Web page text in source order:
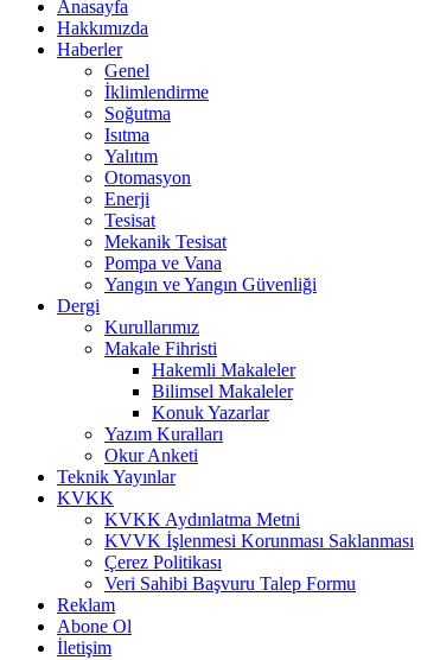
Anasayfa
Hakkımızda
Haberler
Genel
İklimlendirme
Soğutma
Isıtma
Yalıtım
Otomasyon
Enerji
Tesisat
Mekanik Tesisat
Pompa ve Vana
Yangın ve Yangın Güvenliği
Dergi
Kurullarımız
Makale Fihristi
Hakemli Makaleler
Bilimsel Makaleler
Konuk Yazarlar
Yazım Kuralları
Okur Anketi
Teknik Yayınlar
KVKK
KVKK Aydınlatma Metni
KVVK İşlenmesi Korunması Saklanması
Çerez Politikası
Veri Sahibi Başvuru Talep Formu
Reklam
Abone Ol
İletişim